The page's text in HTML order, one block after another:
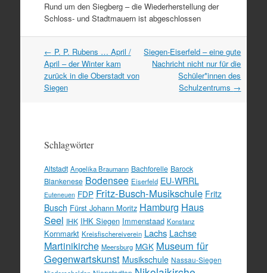
Rund um den Siegberg – die Wiederherstellung der
Schloss- und Stadtmauern ist abgeschlossen
Artikel
Navigation
← P. P. Rubens … April /
April – der Winter kam
zurück in die Oberstadt von
Siegen
Siegen-Eiserfeld – eine gute
Nachricht nicht nur für die
Schüler*innen des
Schulzentrums →
Schlagwörter
Altstadt Angelika Braumann Bachforelle Barock
Blankenese Bodensee Eiserfeld EU-WRRL
Euteneuen FDP Fritz-Busch-Musikschule Fritz
Busch Fürst Johann Moritz Hamburg Haus
Seel IHK IHK Siegen Immenstaad Konstanz
Kornmarkt Kreisfischereiverein Lachs Lachse
Martinikirche Meersburg MGK Museum für
Gegenwartskunst Musikschule Nassau-Siegen